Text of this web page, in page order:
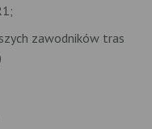
zawodników tras